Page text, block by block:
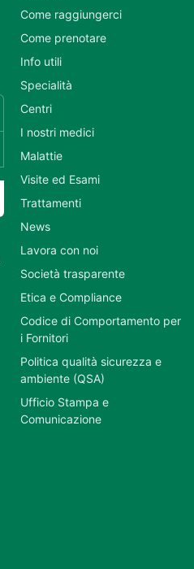
Come raggiungerci
Come prenotare
Info utili
Specialità
Centri
I nostri medici
Malattie
Visite ed Esami
Trattamenti
News
Lavora con noi
Società trasparente
Etica e Compliance
Codice di Comportamento per
i Fornitori
Politica qualità sicurezza e
ambiente (QSA)
Ufficio Stampa e
Comunicazione